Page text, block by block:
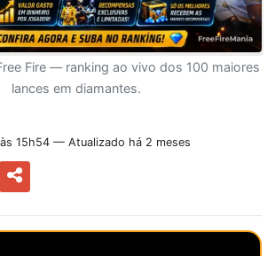
Fire — ranking ao vivo dos 100 maiores
lances em diamantes.
15h54 — Atualizado há 2 meses